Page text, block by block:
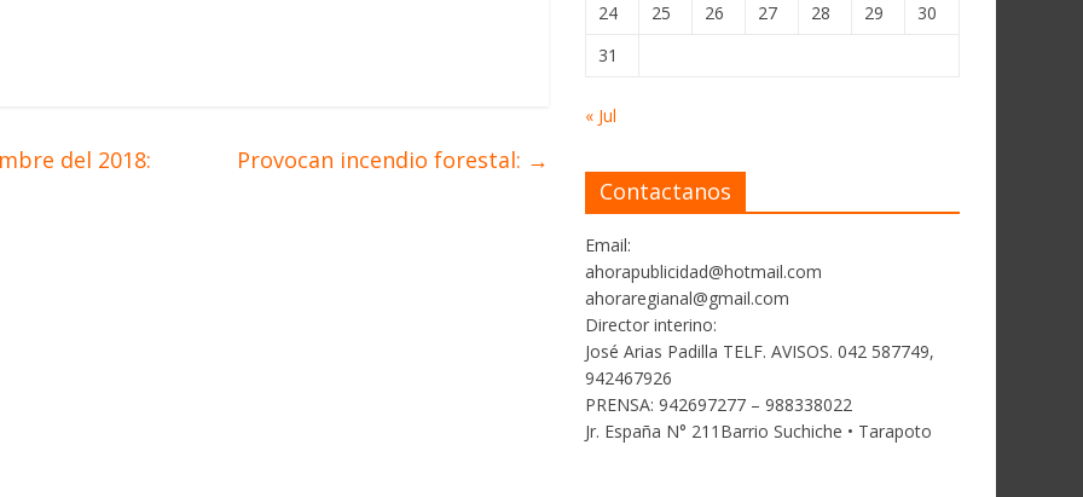
del 2018: Provocan incendio forestal: →
24
25 26 27 28 29
30
31
« Jul
Contactanos
Email:
ahorapublicidad@hotmail.com
ahoraregianal@gmail.com
Director interino:
José Arias Padilla TELF. AVISOS. 042 587749,
942467926
PRENSA: 942697277 – 988338022
Jr. España N° 211Barrio Suchiche • Tarapoto